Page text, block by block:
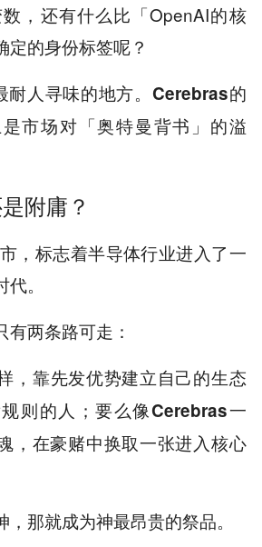
，还有什么比「OpenAI的核
定的身份标签呢？
人寻味的地方。 Cerebras的
市场对「奥特曼背书」的溢
附庸？
，标志着半导体行业进入了一
。
两条路可走：
，靠先发优势建立自己的生态
则的人；要么像Cerebras一
，在豪赌中换取一张进入核心
那就成为神最昂贵的祭品。